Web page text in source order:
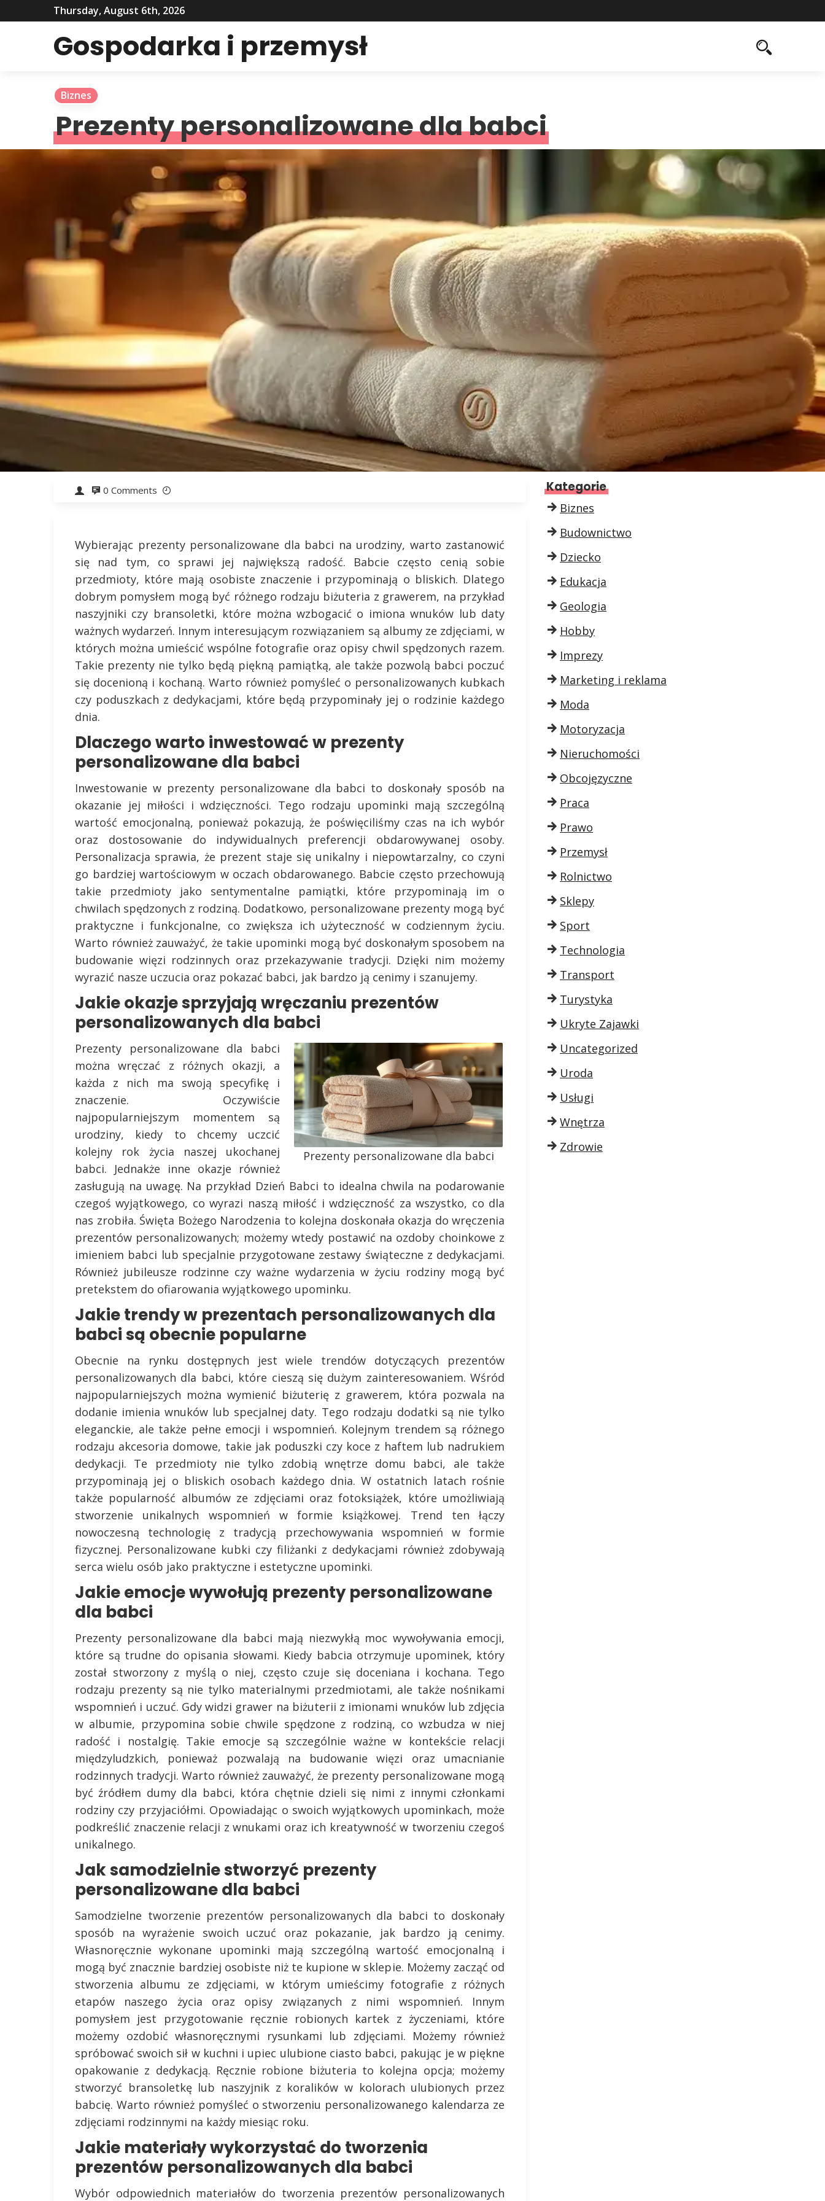
Thursday, August 6th, 2026
Gospodarka i przemysł
Biznes
Prezenty personalizowane dla babci
0 Comments
Wybierając prezenty personalizowane dla babci na urodziny, warto zastanowić
się nad tym, co sprawi jej największą radość. Babcie często cenią sobie
przedmioty, które mają osobiste znaczenie i przypominają o bliskich. Dlatego
dobrym pomysłem mogą być różnego rodzaju biżuteria z grawerem, na przykład
naszyjniki czy bransoletki, które można wzbogacić o imiona wnuków lub daty
ważnych wydarzeń. Innym interesującym rozwiązaniem są albumy ze zdjęciami, w
których można umieścić wspólne fotografie oraz opisy chwil spędzonych razem.
Takie prezenty nie tylko będą piękną pamiątką, ale także pozwolą babci poczuć
się docenioną i kochaną. Warto również pomyśleć o personalizowanych kubkach
czy poduszkach z dedykacjami, które będą przypominały jej o rodzinie każdego
dnia.
Dlaczego warto inwestować w prezenty
personalizowane dla babci
Inwestowanie w prezenty personalizowane dla babci to doskonały sposób na
okazanie jej miłości i wdzięczności. Tego rodzaju upominki mają szczególną
wartość emocjonalną, ponieważ pokazują, że poświęciliśmy czas na ich wybór
oraz dostosowanie do indywidualnych preferencji obdarowywanej osoby.
Personalizacja sprawia, że prezent staje się unikalny i niepowtarzalny, co czyni
go bardziej wartościowym w oczach obdarowanego. Babcie często przechowują
takie przedmioty jako sentymentalne pamiątki, które przypominają im o
chwilach spędzonych z rodziną. Dodatkowo, personalizowane prezenty mogą być
praktyczne i funkcjonalne, co zwiększa ich użyteczność w codziennym życiu.
Warto również zauważyć, że takie upominki mogą być doskonałym sposobem na
budowanie więzi rodzinnych oraz przekazywanie tradycji. Dzięki nim możemy
wyrazić nasze uczucia oraz pokazać babci, jak bardzo ją cenimy i szanujemy.
Jakie okazje sprzyjają wręczaniu prezentów
personalizowanych dla babci
Prezenty personalizowane dla babci
Prezenty personalizowane dla babci
można wręczać z różnych okazji, a
każda z nich ma swoją specyfikę i
znaczenie. Oczywiście
najpopularniejszym momentem są
urodziny, kiedy to chcemy uczcić
kolejny rok życia naszej ukochanej
babci. Jednakże inne okazje również
zasługują na uwagę. Na przykład Dzień Babci to idealna chwila na podarowanie
czegoś wyjątkowego, co wyrazi naszą miłość i wdzięczność za wszystko, co dla
nas zrobiła. Święta Bożego Narodzenia to kolejna doskonała okazja do wręczenia
prezentów personalizowanych; możemy wtedy postawić na ozdoby choinkowe z
imieniem babci lub specjalnie przygotowane zestawy świąteczne z dedykacjami.
Również jubileusze rodzinne czy ważne wydarzenia w życiu rodziny mogą być
pretekstem do ofiarowania wyjątkowego upominku.
Jakie trendy w prezentach personalizowanych dla
babci są obecnie popularne
Obecnie na rynku dostępnych jest wiele trendów dotyczących prezentów
personalizowanych dla babci, które cieszą się dużym zainteresowaniem. Wśród
najpopularniejszych można wymienić biżuterię z grawerem, która pozwala na
dodanie imienia wnuków lub specjalnej daty. Tego rodzaju dodatki są nie tylko
eleganckie, ale także pełne emocji i wspomnień. Kolejnym trendem są różnego
rodzaju akcesoria domowe, takie jak poduszki czy koce z haftem lub nadrukiem
dedykacji. Te przedmioty nie tylko zdobią wnętrze domu babci, ale także
przypominają jej o bliskich osobach każdego dnia. W ostatnich latach rośnie
także popularność albumów ze zdjęciami oraz fotoksiążek, które umożliwiają
stworzenie unikalnych wspomnień w formie książkowej. Trend ten łączy
nowoczesną technologię z tradycją przechowywania wspomnień w formie
fizycznej. Personalizowane kubki czy filiżanki z dedykacjami również zdobywają
serca wielu osób jako praktyczne i estetyczne upominki.
Jakie emocje wywołują prezenty personalizowane
dla babci
Prezenty personalizowane dla babci mają niezwykłą moc wywoływania emocji,
które są trudne do opisania słowami. Kiedy babcia otrzymuje upominek, który
został stworzony z myślą o niej, często czuje się doceniana i kochana. Tego
rodzaju prezenty są nie tylko materialnymi przedmiotami, ale także nośnikami
wspomnień i uczuć. Gdy widzi grawer na biżuterii z imionami wnuków lub zdjęcia
w albumie, przypomina sobie chwile spędzone z rodziną, co wzbudza w niej
radość i nostalgię. Takie emocje są szczególnie ważne w kontekście relacji
międzyludzkich, ponieważ pozwalają na budowanie więzi oraz umacnianie
rodzinnych tradycji. Warto również zauważyć, że prezenty personalizowane mogą
być źródłem dumy dla babci, która chętnie dzieli się nimi z innymi członkami
rodziny czy przyjaciółmi. Opowiadając o swoich wyjątkowych upominkach, może
podkreślić znaczenie relacji z wnukami oraz ich kreatywność w tworzeniu czegoś
unikalnego.
Jak samodzielnie stworzyć prezenty
personalizowane dla babci
Samodzielne tworzenie prezentów personalizowanych dla babci to doskonały
sposób na wyrażenie swoich uczuć oraz pokazanie, jak bardzo ją cenimy.
Własnoręcznie wykonane upominki mają szczególną wartość emocjonalną i
mogą być znacznie bardziej osobiste niż te kupione w sklepie. Możemy zacząć od
stworzenia albumu ze zdjęciami, w którym umieścimy fotografie z różnych
etapów naszego życia oraz opisy związanych z nimi wspomnień. Innym
pomysłem jest przygotowanie ręcznie robionych kartek z życzeniami, które
możemy ozdobić własnoręcznymi rysunkami lub zdjęciami. Możemy również
spróbować swoich sił w kuchni i upiec ulubione ciasto babci, pakując je w piękne
opakowanie z dedykacją. Ręcznie robione biżuteria to kolejna opcja; możemy
stworzyć bransoletkę lub naszyjnik z koralików w kolorach ulubionych przez
babcię. Warto również pomyśleć o stworzeniu personalizowanego kalendarza ze
zdjęciami rodzinnymi na każdy miesiąc roku.
Jakie materiały wykorzystać do tworzenia
prezentów personalizowanych dla babci
Wybór odpowiednich materiałów do tworzenia prezentów personalizowanych
Kategorie
Biznes
Budownictwo
Dziecko
Edukacja
Geologia
Hobby
Imprezy
Marketing i reklama
Moda
Motoryzacja
Nieruchomości
Obcojęzyczne
Praca
Prawo
Przemysł
Rolnictwo
Sklepy
Sport
Technologia
Transport
Turystyka
Ukryte Zajawki
Uncategorized
Uroda
Usługi
Wnętrza
Zdrowie